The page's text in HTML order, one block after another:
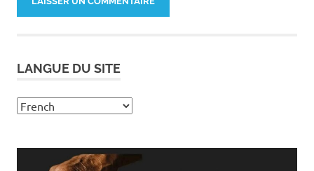
LANGUE DU SITE